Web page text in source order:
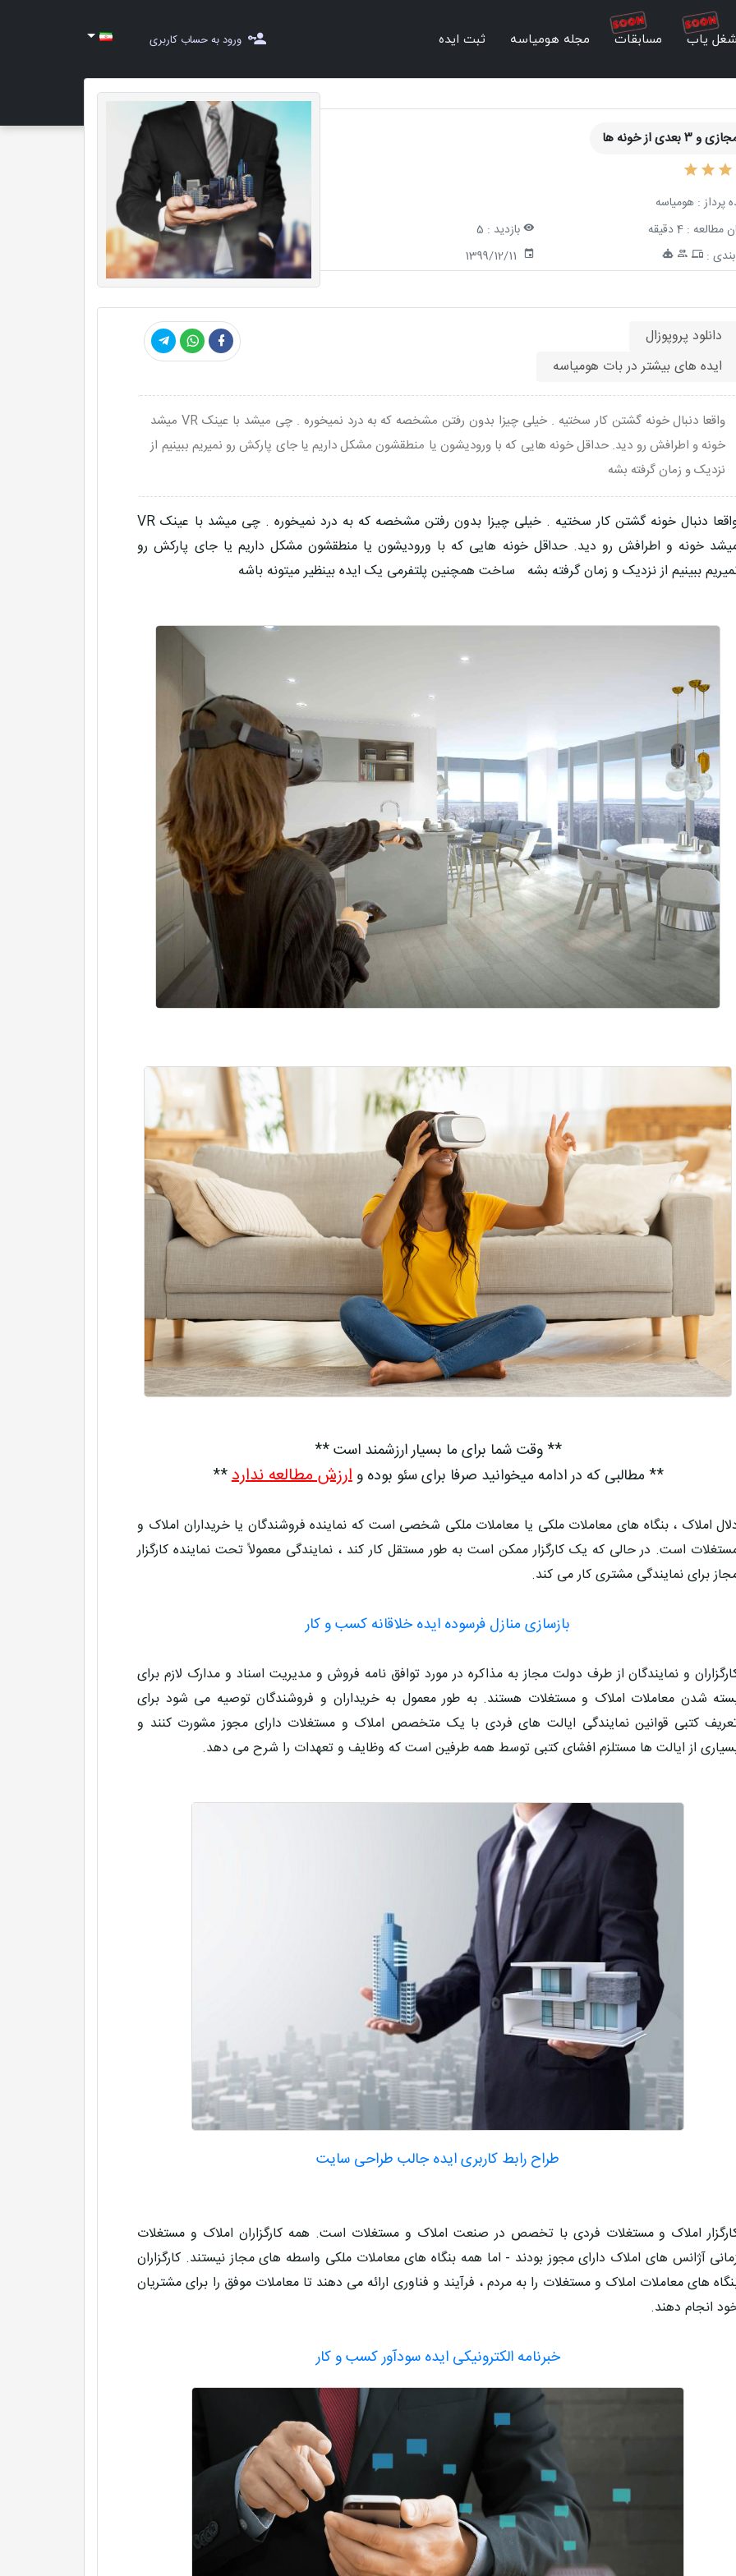
شغل یاب مسابقات مجله هومیاسه ثبت ایده ورود به حساب کاربری
۳ بعدی از خونه ها
پرداز : هومیاسه
مطالعه : 4 دقیقه بازدید : 5
:
1399/12/11
دانلود پروپوزال
ایده های بیشتر در بات هومیاسه
واقعا دنبال خونه گشتن کار سختیه . خیلی چیزا بدون رفتن مشخصه که به درد نمیخوره . چی میشد با عینک VR میشد
خونه و اطرافش رو دید. حداقل خونه هایی که با ورودیشون یا منطقشون مشکل داریم یا جای پارکش رو نمیریم ببینیم از
نزدیک و زمان گرفته بشه
واقعا دنبال خونه گشتن کار سختیه . خیلی چیزا بدون رفتن مشخصه که به درد نمیخوره . چی میشد با عینک VR
خونه و اطرافش رو دید. حداقل خونه هایی که با ورودیشون یا منطقشون مشکل داریم یا جای پارکش رو
ببینیم از نزدیک و زمان گرفته بشه ساخت همچنین پلتفرمی یک ایده بینظیر میتونه باشه
** وقت شما برای ما بسیار ارزشمند است **
** مطالبی که در ادامه میخوانید صرفا برای سئو بوده وارزش مطالعه ندارد**
املاک ، بنگاه های معاملات ملکی یا معاملات ملکی شخصی است که نماینده فروشندگان یا خریداران املاک و
است. در حالی که یک کارگزار ممکن است به طور مستقل کار کند ، نمایندگی معمولاً تحت نماینده کارگزار
برای نمایندگی مشتری کار می کند.
بازسازی منازل فرسوده ایده خلاقانه کسب و کار
و نمایندگان از طرف دولت مجاز به مذاکره در مورد توافق نامه فروش و مدیریت اسناد و مدارک لازم برای
شدن معاملات املاک و مستغلات هستند. به طور معمول به خریداران و فروشندگان توصیه می شود برای
کتبی قوانین نمایندگی ایالت های فردی با یک متخصص املاک و مستغلات دارای مجوز مشورت کنند و
از ایالت ها مستلزم افشای کتبی توسط همه طرفین است که وظایف و تعهدات را شرح می دهد.
طراح رابط کاربری ایده جالب طراحی سایت
املاک و مستغلات فردی با تخصص در صنعت املاک و مستغلات است. همه کارگزاران املاک و مستغلات
آژانس های املاک دارای مجوز بودند - اما همه بنگاه های معاملات ملکی واسطه های مجاز نیستند. کارگزاران
های معاملات املاک و مستغلات را به مردم ، فرآیند و فناوری ارائه می دهند تا معاملات موفق را برای مشتریان
انجام دهند.
خبرنامه الکترونیکی ایده سودآور کسب و کار